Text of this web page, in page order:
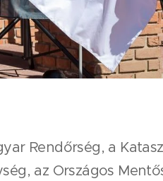
Rendőrség, a
az Országos